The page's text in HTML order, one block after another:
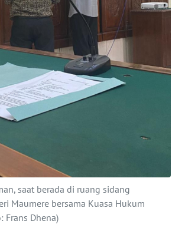
saat berada di ruang sidang
Maumere bersama Kuasa Hukum
Frans Dhena)